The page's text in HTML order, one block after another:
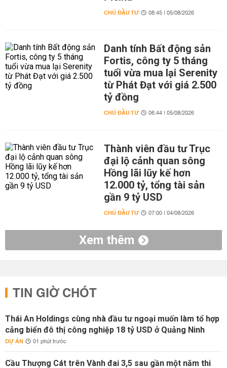
CHỦ ĐẦU TƯ 08:45 | 05/08/2026
Danh tính Bất động sản
Fortis, công ty 5 tháng
tuổi vừa mua lại Serenity
từ Phát Đạt với giá 2.500
tỷ đồng
CHỦ ĐẦU TƯ 06:44 | 05/08/2026
Thành viên đầu tư Trục
đại lộ cảnh quan sông
Hồng lãi lũy kế hơn
12.000 tỷ, tổng tài sản
gần 9 tỷ USD
CHỦ ĐẦU TƯ 07:00 | 04/08/2026
Xem thêm
TIN GIỜ CHÓT
Thái An Holdings cùng nhà đầu tư ngoại muốn làm tổ hợp
cảng biển đô thị công nghiệp 18 tỷ USD ở Quảng Ninh
DỰ ÁN 01 phút trước
Cầu Thượng Cát trên Vành đai 3,5 sau gần một năm thi